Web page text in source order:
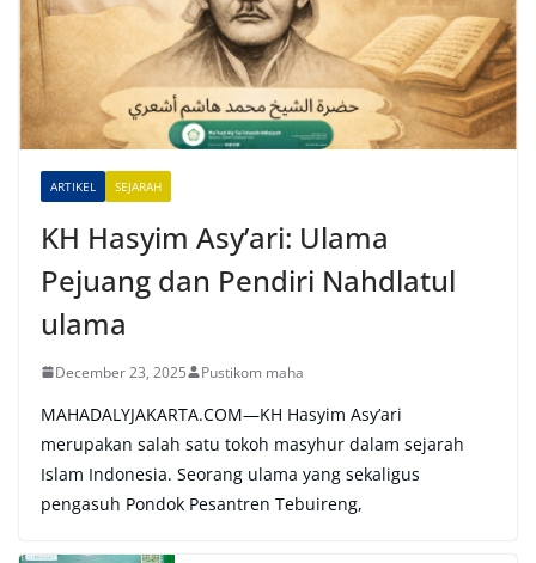
t
v
ARTIKEL SEJARAH
KH Hasyim Asy’ari: Ulama
Pejuang dan Pendiri Nahdlatul
ulama
December 23, 2025 Pustikom maha
MAHADALYJAKARTA.COM—KH Hasyim Asy’ari
merupakan salah satu tokoh masyhur dalam sejarah
Islam Indonesia. Seorang ulama yang sekaligus
pengasuh Pondok Pesantren Tebuireng,